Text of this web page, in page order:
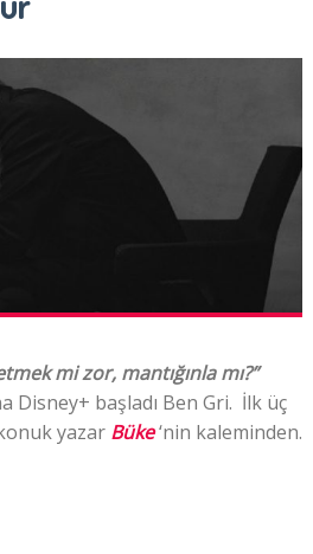
mi zor, mantığınla mı?”
Disney+ başladı Ben Gri. İlk üç
onuk yazar Büke‘nin kaleminden.